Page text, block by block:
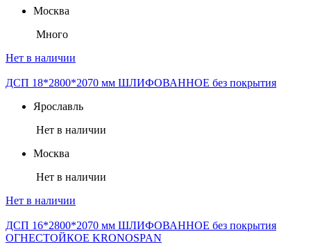
Москва
Много
Нет в наличии
ДСП 18*2800*2070 мм ШЛИФОВАННОЕ без покрытия
Ярославль
Нет в наличии
Москва
Нет в наличии
Нет в наличии
ДСП 16*2800*2070 мм ШЛИФОВАННОЕ без покрытия
ОГНЕСТОЙКОЕ KRONOSPAN